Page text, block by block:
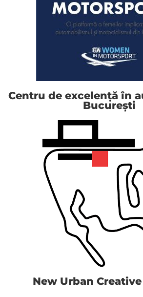
Centru de excelență în
București
New Urban